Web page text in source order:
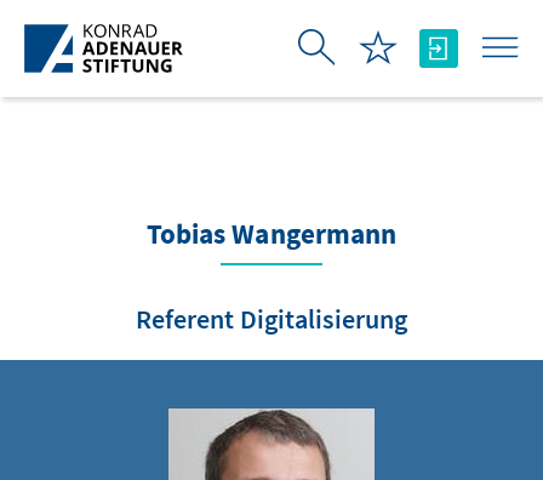
Skip to Main Content
Tobias Wangermann
Referent Digitalisierung